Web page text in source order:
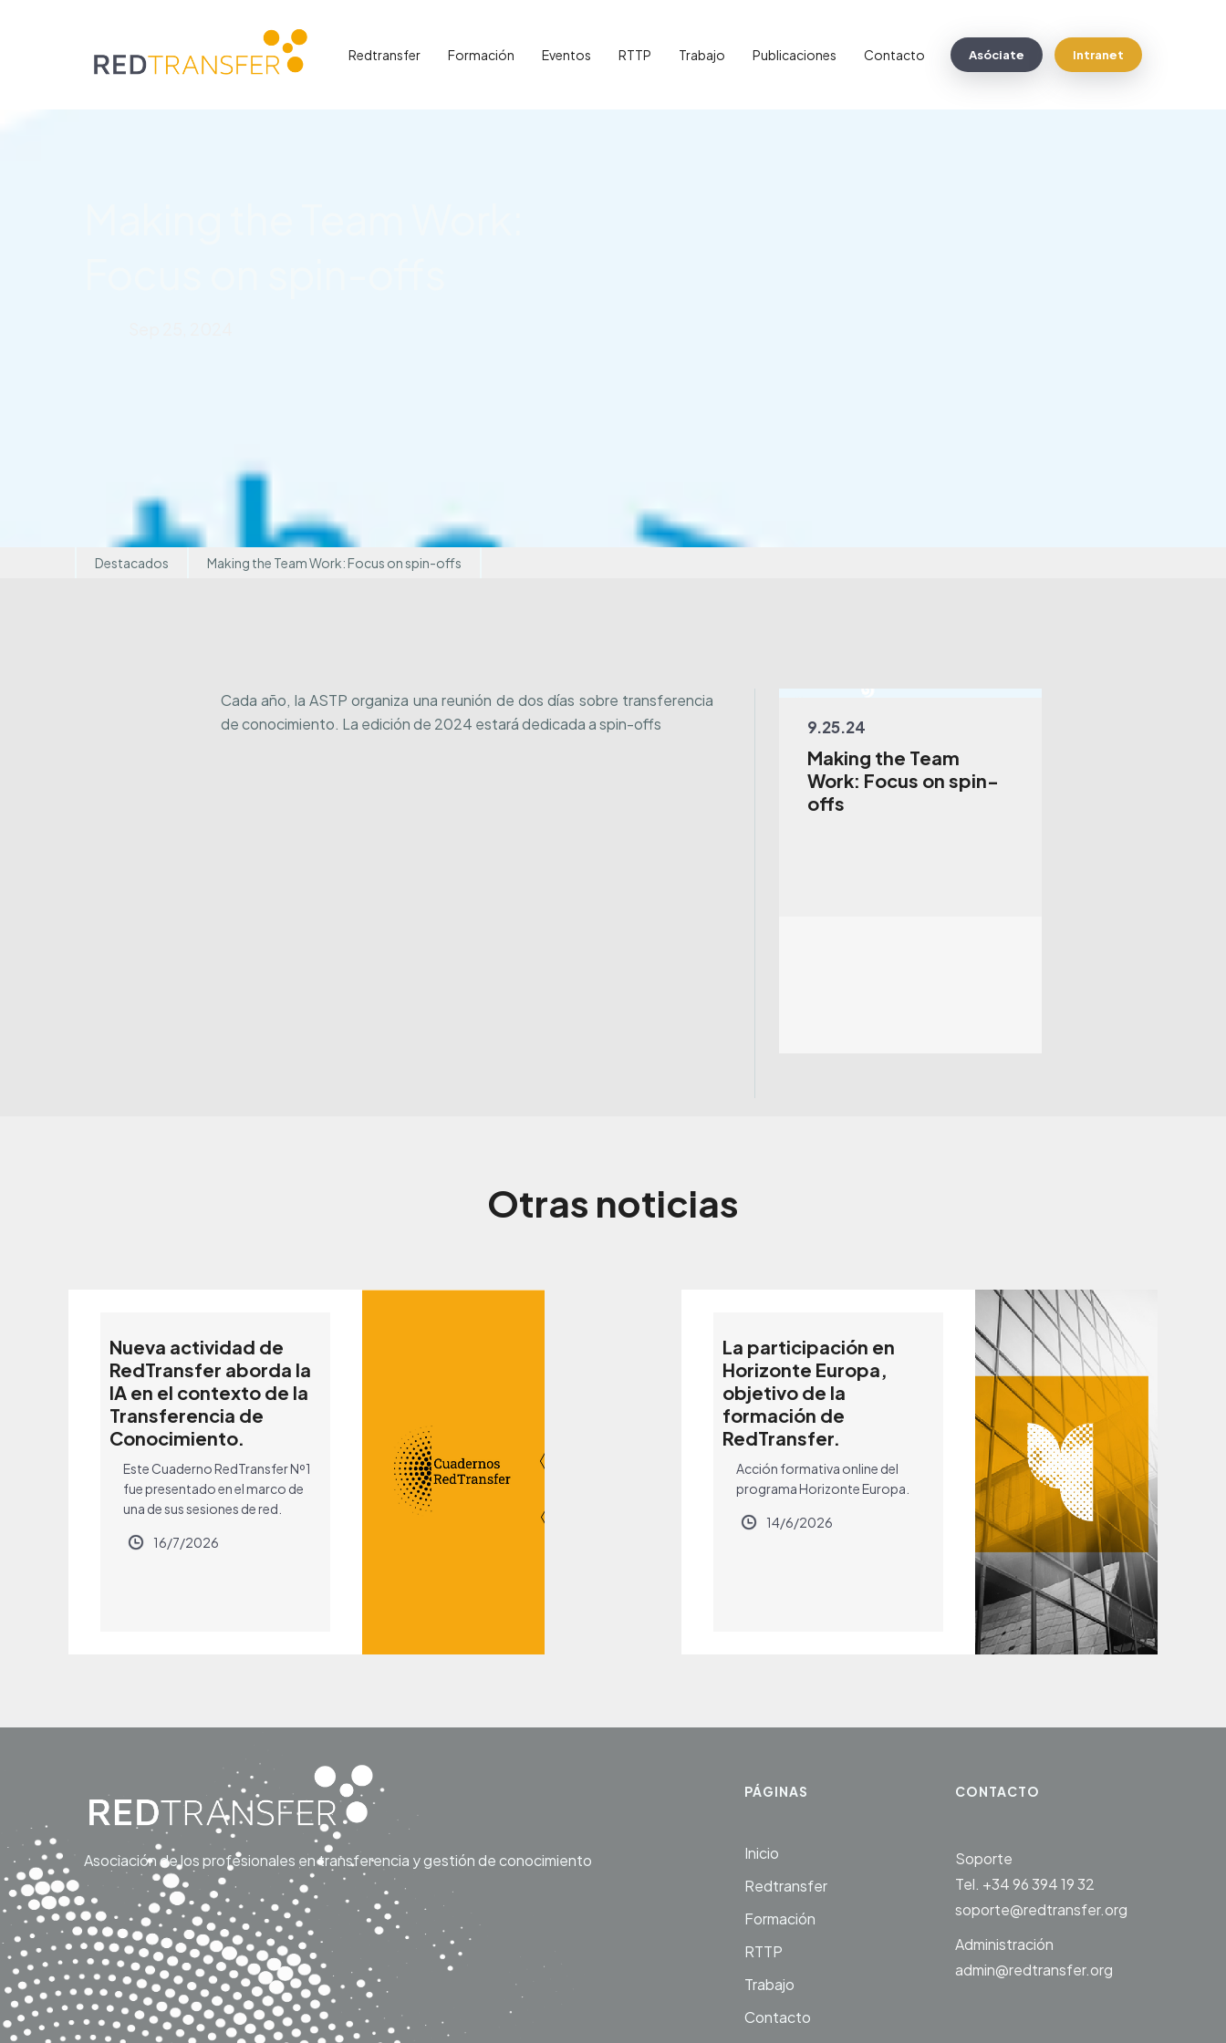
Redtransfer Formación Eventos RTTP Trabajo Publicaciones Contacto Asóciate Intranet
Destacados Making the Team Work: Focus on spin-offs
Cada año, la ASTP organiza una reunión de dos días sobre transferencia
de conocimiento. La edición de 2024 estará dedicada a spin-offs
9.25.24
Making the Team
Work: Focus on spin-
offs
Otras noticias
Nueva actividad de
RedTransfer aborda la
IA en el contexto de la
Transferencia de
Conocimiento.
Este Cuaderno RedTransfer Nº1
fue presentado en el marco de
una de sus sesiones de red.
16/7/2026
La participación en
Horizonte Europa,
objetivo de la
formación de
RedTransfer.
Acción formativa online del
programa Horizonte Europa.
14/6/2026
Asociación de los profesionales en transferencia y gestión de conocimiento
PÁGINAS
Inicio
Redtransfer
Formación
RTTP
Trabajo
Contacto
CONTACTO
Soporte
Tel. +34 96 394 19 32
soporte@redtransfer.org
Administración
admin@redtransfer.org